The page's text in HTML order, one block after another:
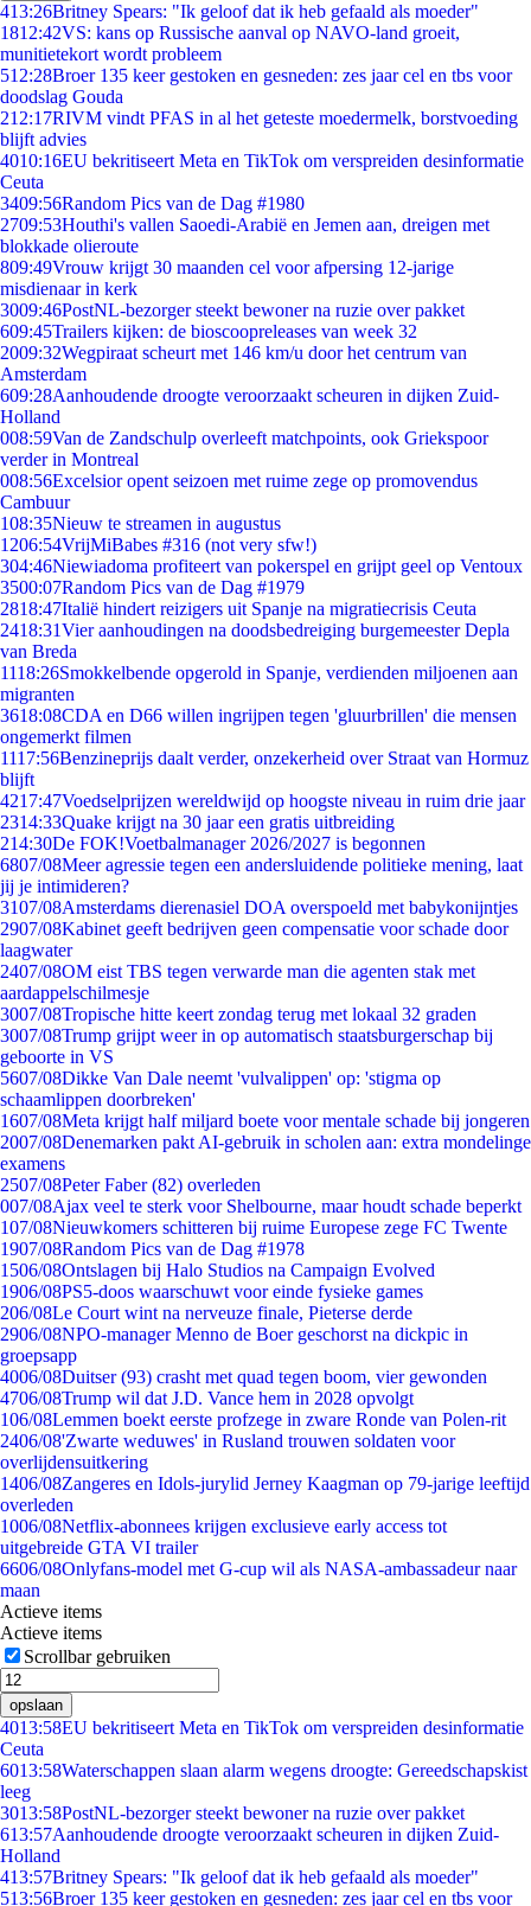
413:26Britney Spears: "Ik geloof dat ik heb gefaald als moeder"
1812:42VS: kans op Russische aanval op NAVO-land groeit,
munitietekort wordt probleem
512:28Broer 135 keer gestoken en gesneden: zes jaar cel en tbs voor
doodslag Gouda
212:17RIVM vindt PFAS in al het geteste moedermelk, borstvoeding
blijft advies
4010:16EU bekritiseert Meta en TikTok om verspreiden desinformatie
Ceuta
3409:56Random Pics van de Dag #1980
2709:53Houthi's vallen Saoedi-Arabië en Jemen aan, dreigen met
blokkade olieroute
809:49Vrouw krijgt 30 maanden cel voor afpersing 12-jarige
misdienaar in kerk
3009:46PostNL-bezorger steekt bewoner na ruzie over pakket
609:45Trailers kijken: de bioscoopreleases van week 32
2009:32Wegpiraat scheurt met 146 km/u door het centrum van
Amsterdam
609:28Aanhoudende droogte veroorzaakt scheuren in dijken Zuid-
Holland
008:59Van de Zandschulp overleeft matchpoints, ook Griekspoor
verder in Montreal
008:56Excelsior opent seizoen met ruime zege op promovendus
Cambuur
108:35Nieuw te streamen in augustus
1206:54VrijMiBabes #316 (not very sfw!)
304:46Niewiadoma profiteert van pokerspel en grijpt geel op Ventoux
3500:07Random Pics van de Dag #1979
2818:47Italië hindert reizigers uit Spanje na migratiecrisis Ceuta
2418:31Vier aanhoudingen na doodsbedreiging burgemeester Depla
van Breda
1118:26Smokkelbende opgerold in Spanje, verdienden miljoenen aan
migranten
3618:08CDA en D66 willen ingrijpen tegen 'gluurbrillen' die mensen
ongemerkt filmen
1117:56Benzineprijs daalt verder, onzekerheid over Straat van Hormuz
blijft
4217:47Voedselprijzen wereldwijd op hoogste niveau in ruim drie jaar
2314:33Quake krijgt na 30 jaar een gratis uitbreiding
214:30De FOK!Voetbalmanager 2026/2027 is begonnen
6807/08Meer agressie tegen een andersluidende politieke mening, laat
jij je intimideren?
3107/08Amsterdams dierenasiel DOA overspoeld met babykonijntjes
2907/08Kabinet geeft bedrijven geen compensatie voor schade door
laagwater
2407/08OM eist TBS tegen verwarde man die agenten stak met
aardappelschilmesje
3007/08Tropische hitte keert zondag terug met lokaal 32 graden
3007/08Trump grijpt weer in op automatisch staatsburgerschap bij
geboorte in VS
5607/08Dikke Van Dale neemt 'vulvalippen' op: 'stigma op
schaamlippen doorbreken'
1607/08Meta krijgt half miljard boete voor mentale schade bij jongeren
2007/08Denemarken pakt AI-gebruik in scholen aan: extra mondelinge
examens
2507/08Peter Faber (82) overleden
007/08Ajax veel te sterk voor Shelbourne, maar houdt schade beperkt
107/08Nieuwkomers schitteren bij ruime Europese zege FC Twente
1907/08Random Pics van de Dag #1978
1506/08Ontslagen bij Halo Studios na Campaign Evolved
1906/08PS5-doos waarschuwt voor einde fysieke games
206/08Le Court wint na nerveuze finale, Pieterse derde
2906/08NPO-manager Menno de Boer geschorst na dickpic in
groepsapp
4006/08Duitser (93) crasht met quad tegen boom, vier gewonden
4706/08Trump wil dat J.D. Vance hem in 2028 opvolgt
106/08Lemmen boekt eerste profzege in zware Ronde van Polen-rit
2406/08'Zwarte weduwes' in Rusland trouwen soldaten voor
overlijdensuitkering
1406/08Zangeres en Idols-jurylid Jerney Kaagman op 79-jarige leeftijd
overleden
1006/08Netflix-abonnees krijgen exclusieve early access tot
uitgebreide GTA VI trailer
6606/08Onlyfans-model met G-cup wil als NASA-ambassadeur naar
maan
Actieve items
Actieve items
Scrollbar gebruiken
opslaan
4013:58EU bekritiseert Meta en TikTok om verspreiden desinformatie
Ceuta
6013:58Waterschappen slaan alarm wegens droogte: Gereedschapskist
leeg
3013:58PostNL-bezorger steekt bewoner na ruzie over pakket
613:57Aanhoudende droogte veroorzaakt scheuren in dijken Zuid-
Holland
413:57Britney Spears: "Ik geloof dat ik heb gefaald als moeder"
513:56Broer 135 keer gestoken en gesneden: zes jaar cel en tbs voor